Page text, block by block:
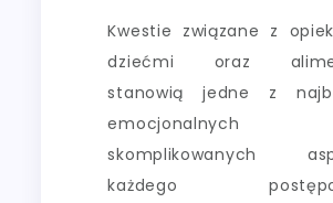
Kwestie związane z
dziećmi oraz
stanowią jedne z
skomplikowanych
każdego